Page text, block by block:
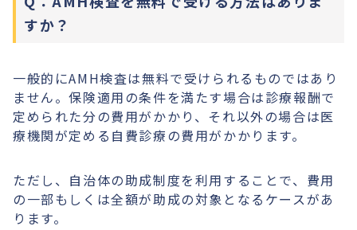
すか？
一般的にAMH検査は無料で受けられるものではあり
ません。保険適用の条件を満たす場合は診療報酬で
定められた分の費用がかかり、それ以外の場合は医
療機関が定める自費診療の費用がかかります。
ただし、自治体の助成制度を利用することで、費用
の一部もしくは全額が助成の対象となるケースがあ
ります。